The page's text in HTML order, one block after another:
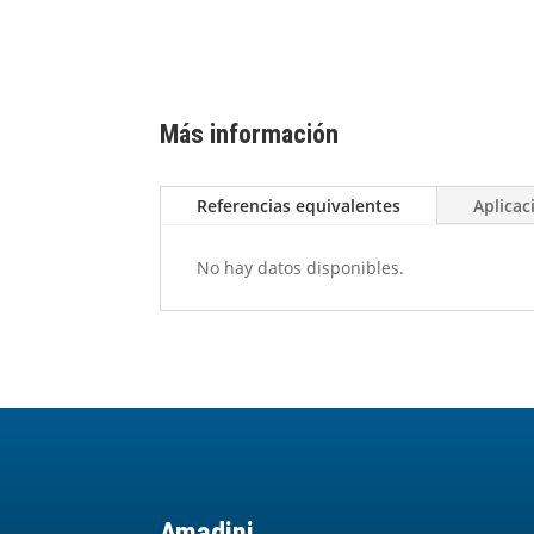
Más información
Referencias equivalentes
No hay datos disponibles.